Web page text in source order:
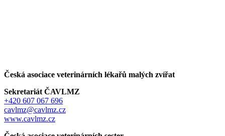
Česká asociace veterinárních lékařů malých zvířat
Sekretariát ČAVLMZ
+420 607 067 696
cavlmz@cavlmz.cz
www.cavlmz.cz